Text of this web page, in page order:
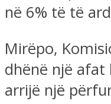
në 6% të të
Mirëpo,
dhënë një
arrijë një